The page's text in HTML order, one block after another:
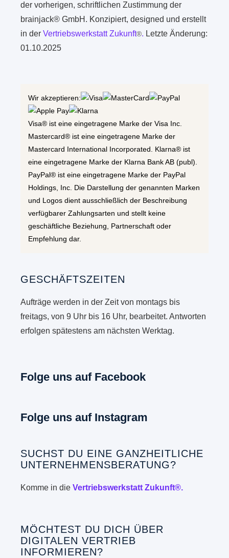
der vorherigen, schriftlichen Zustimmung der
brainjack® GmbH. Konzipiert, designed und erstellt
in derVertriebswerkstatt Zukunft®. Letzte Änderung:
01.10.2025
Wir akzeptieren:
Visa® ist eine eingetragene Marke der Visa Inc.
Mastercard® ist eine eingetragene Marke der
Mastercard International Incorporated. Klarna® ist
eine eingetragene Marke der Klarna Bank AB (publ).
PayPal® ist eine eingetragene Marke der PayPal
Holdings, Inc. Die Darstellung der genannten Marken
und Logos dient ausschließlich der Beschreibung
verfügbarer Zahlungsarten und stellt keine
geschäftliche Beziehung, Partnerschaft oder
Empfehlung dar.
GESCHÄFTSZEITEN
Aufträge werden in der Zeit von montags bis
freitags, von 9 Uhr bis 16 Uhr, bearbeitet. Antworten
erfolgen spätestens am nächsten Werktag.
Folge uns auf Facebook
Folge uns auf Instagram
SUCHST DU EINE GANZHEITLICHE
UNTERNEHMENSBERATUNG?
Komme in dieVertriebswerkstatt Zukunft®.
MÖCHTEST DU DICH ÜBER
DIGITALEN VERTRIEB
INFORMIEREN?